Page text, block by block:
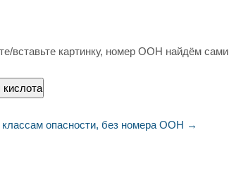
вставьте картинку, номер ООН найдём сами
опасности, без номера ООН →